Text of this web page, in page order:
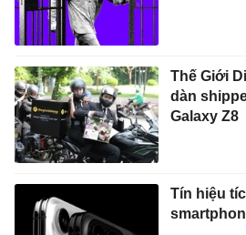
Thế Giới
dàn
Galaxy Z8
Tín hiệu